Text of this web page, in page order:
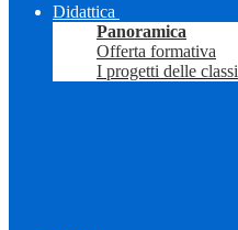
Didattica
Panoramica
Offerta formativa
I progetti delle classi